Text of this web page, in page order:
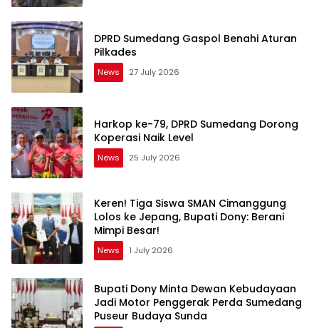
DPRD Sumedang Gaspol Benahi Aturan
Pilkades
News 27 July 2026
Harkop ke-79, DPRD Sumedang Dorong
Koperasi Naik Level
News 25 July 2026
Keren! Tiga Siswa SMAN Cimanggung
Lolos ke Jepang, Bupati Dony: Berani
Mimpi Besar!
News 1 July 2026
Bupati Dony Minta Dewan Kebudayaan
Jadi Motor Penggerak Perda Sumedang
Puseur Budaya Sunda